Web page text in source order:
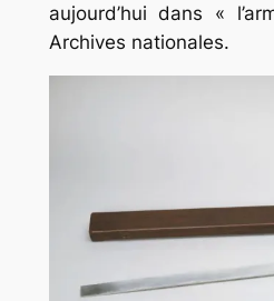
aujourd’hui dans «
Archives nationales.